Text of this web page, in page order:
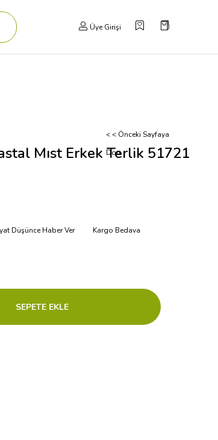
Üye Girişi
< < Önceki Sayfaya
Dön
Mıst Erkek Terlik 51721
Düşünce Haber Ver
Kargo Bedava